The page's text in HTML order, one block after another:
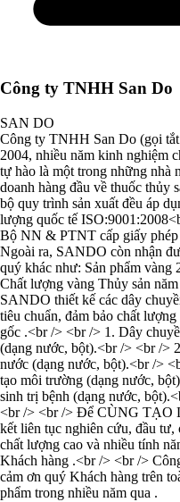
Công ty TNHH San Do
SAN DO
Công ty TNHH San Do (gọi
2004, nhiều năm kinh nghiệm
tự hào là một trong những nhà
doanh hàng đầu về thuốc thủy
bộ quy trình sản xuất đều áp
lượng quốc tế
Bộ NN & PTNT cấp giấy
Ngoài ra, SANDO còn nhận
quý khác như: Sản phẩm vàng
Chất lượng vàng Thủy sản
SANDO thiết kế các dây
tiêu chuẩn, đảm bảo chất
gốc .<br /> <br /> 1. Dây
(dạng nước, bột).<br /> <br />
nước (dạng nước, bột).<br />
tạo môi trường (dạng nước,
sinh trị bệnh (dạng nước,
<br /> <br /> Để CÙNG TẠO
kết liên tục nghiên cứu, đầu tư,
chất lượng cao và nhiều tính
Khách hàng .<br /> <br />
cảm ơn quý Khách hàng trên
phẩm trong nhiều năm qua .